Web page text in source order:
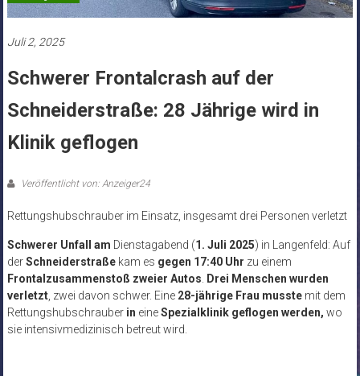
Juli 2, 2025
Schwerer Frontalcrash auf der
Schneiderstraße: 28 Jährige wird in
Klinik geflogen
Veröffentlicht von: Anzeiger24
Rettungshubschrauber im Einsatz, insgesamt drei Personen verletzt
Schwerer Unfall am Dienstagabend (1. Juli 2025) in Langenfeld: Auf
derSchneiderstraßekam es gegen 17:40 Uhr zu einem
Frontalzusammenstoß zweier Autos
Drei Menschen wurden
verletzt, zwei davon schwer. Eine 28-jährige Frau musstemit dem
Rettungshubschrauber in eineSpezialklinik geflogen werden, wo
sie intensivmedizinisch betreut wird.